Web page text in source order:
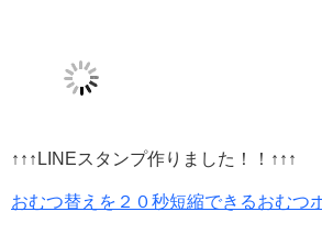
↑↑↑LINEスタンプ作りました！！↑↑↑
おむつ替えを２０秒短縮できるおむつ